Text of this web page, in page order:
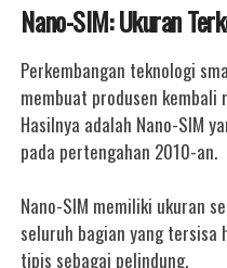
Nano-SIM: Ukuran
Perkembangan teknologi
membuat produsen kembali
Hasilnya adalah Nano-SIM
pada pertengahan 2010-an.
Nano-SIM memiliki ukuran
seluruh bagian yang
tipis sebagai pelindung.